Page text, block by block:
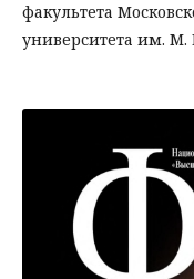
факультета
университета им. М.